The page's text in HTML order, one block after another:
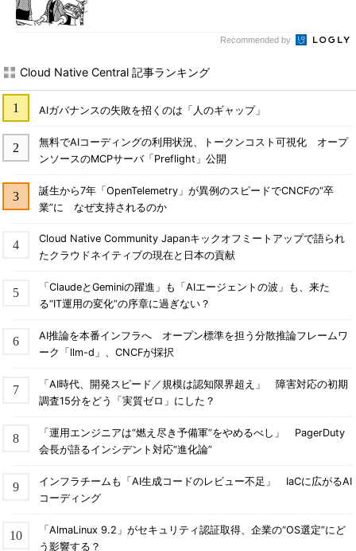
Recommended by
Cloud Native Central 記事ランキング
AIガバナンスの失敗を招くのは「人のギャップ」
無料でAIコーディングの利用状況、トークンコスト可視化 オープ
ンソースのMCPサーバ「Preflight」公開
誕生から7年「OpenTelemetry」が異例のスピードでCNCFの“卒
業”に なぜ支持されるのか
Cloud Native Community Japanキックオフミートアップで語られ
たクラウドネイティブの現在と日本の貢献
「ClaudeとGeminiの躍進」も「AIエージェントの波」も、来た
る“IT運用の変化”の序章に過ぎない？
AI推論を本番インフラへ オープン標準を担う分散推論フレームワ
ーク「llm-d」、CNCFが採択
「AI時代、開発スピード／規模は認知限界超え」 障害対応の初期
調査15分をどう「実質ゼロ」にした？
「運用エンジニアは“燃え尽き予備軍”をやめるべし」 PagerDuty
会長が語るインシデント対応“進化論”
インフラチームも「AI生成コードのレビュー不足」 IaCに広がるAI
コーディング
「AlmaLinux 9.2」がセキュリティ認証取得、企業の“OS選定”にど
う影響する？